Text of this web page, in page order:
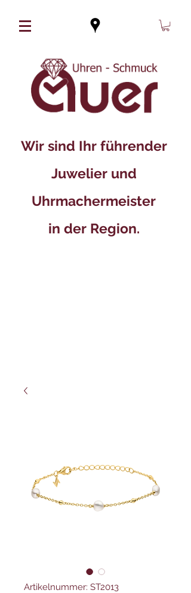
Wir sind Ihr führender
Juwelier und
Uhrmachermeister
in der Region.​
Artikelnummer: ST2013